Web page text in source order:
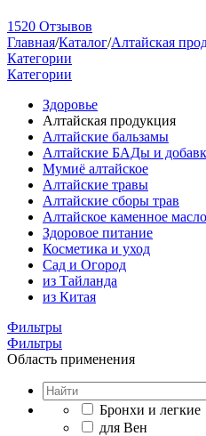
1520 Отзывов
Главная/Каталог/Алтайская
Категории
Категории
Здоровье
Алтайская продукция
Алтайские бальзамы
Алтайские БАДы и
Мумиё алтайское
Алтайские травы
Алтайские сборы трав
Алтайское каменное масло
Здоровое питание
Косметика и уход
Сад и Огород
из Тайланда
из Китая
Фильтры
Фильтры
Область применения
Бронхи и легкие
для Вен